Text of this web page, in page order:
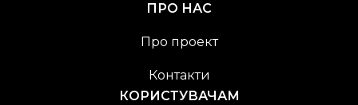
ПРО НАС
Про проект
Контакти
КОРИСТУВАЧАМ